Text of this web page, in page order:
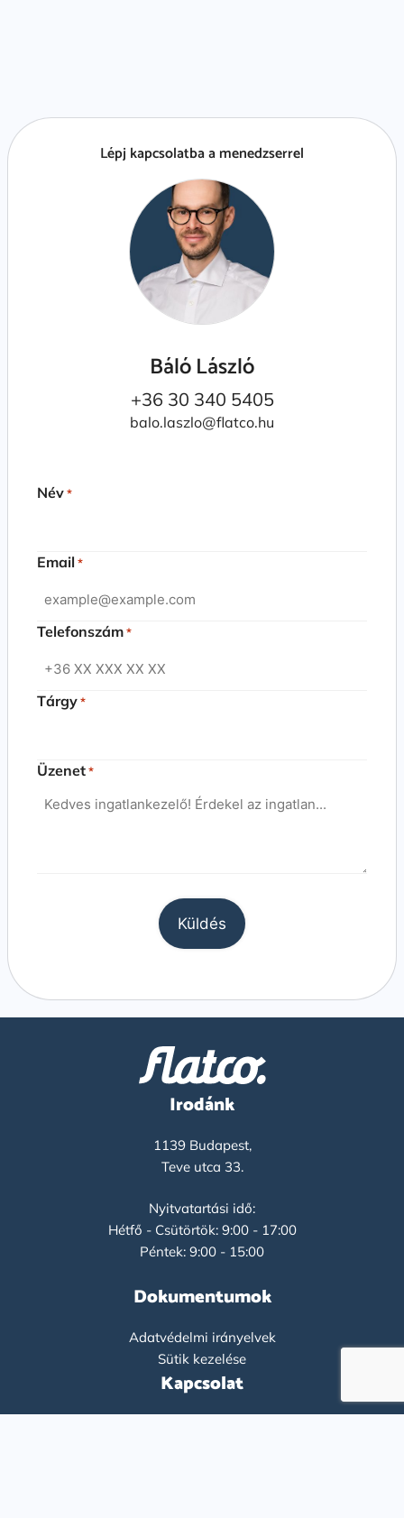
Lépj kapcsolatba a menedzserrel
Báló László
+36 30 340 5405
balo.laszlo@flatco.hu
Név *
Email *
Telefonszám *
Tárgy *
Üzenet *
Irodánk
1139 Budapest,
Teve utca 33.
Nyitvatartási idő:
Hétfő - Csütörtök: 9:00 - 17:00
Péntek: 9:00 - 15:00
Dokumentumok
Adatvédelmi irányelvek
Sütik kezelése
Kapcsolat